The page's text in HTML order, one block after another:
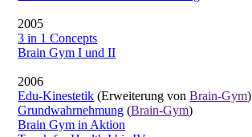
2005
3 in 1 Concepts
Brain Gym I und II
2006
Edu-Kinestetik (Erweiterung vonBrain-Gym)
Grundwahrnehmung (Brain-Gym)
Brain Gym in Aktion